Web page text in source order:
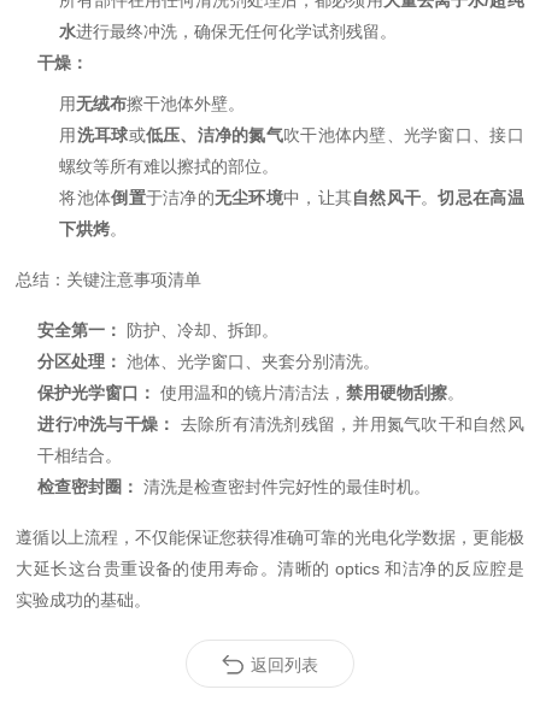
水进行最终冲洗，确保无任何化学试剂残留。
干燥：
用无绒布擦干池体外壁。
用洗耳球或低压、洁净的氮气吹干池体内壁、光学窗口、接口
螺纹等所有难以擦拭的部位。
将池体倒置于洁净的无尘环境中，让其自然风干。切忌在高温
下烘烤。
总结：关键注意事项清单
安全第一：
防护、冷却、拆卸。
分区处理： 池体、光学窗口、夹套分别清洗。
保护光学窗口： 使用温和的镜片清洁法，禁用硬物刮擦。
进行冲洗与干燥：
去除所有清洗剂残留，并用氮气吹干和自然风
干相结合。
检查密封圈： 清洗是检查密封件完好性的最佳时机。
遵循以上流程，不仅能保证您获得准确可靠的光电化学数据，更能极
大延长这台贵重设备的使用寿命。清晰的 optics 和洁净的反应腔是
实验成功的基础。
返回列表